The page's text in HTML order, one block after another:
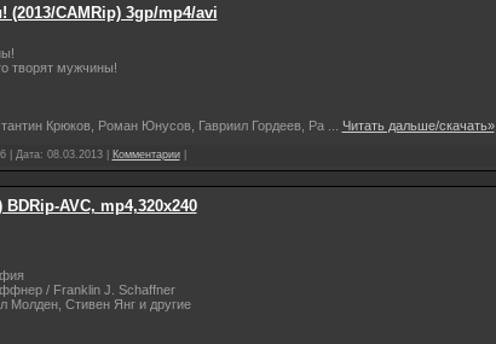
CAMRip) 3gp/mp4/avi
творят мужчины!
Крюков, Роман Юнусов, Гавриил Гордеев, Ра Читать дальше/скачать»
| Дата: 08.03.2013| Комментарии|
AVC, mp4,320x240
/ Franklin J. Schaffner
Молден, Стивен Янг и другие